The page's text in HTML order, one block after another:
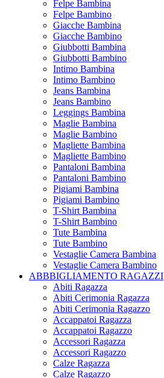
Felpe Bambina
Felpe Bambino
Giacche Bambina
Giacche Bambino
Giubbotti Bambina
Giubbotti Bambino
Intimo Bambina
Intimo Bambino
Jeans Bambina
Jeans Bambino
Leggings Bambina
Maglie Bambina
Maglie Bambino
Magliette Bambina
Magliette Bambino
Pantaloni Bambina
Pantaloni Bambino
Pigiami Bambina
Pigiami Bambino
T-Shirt Bambina
T-Shirt Bambino
Tute Bambina
Tute Bambino
Vestaglie Camera Bambina
Vestaglie Camera Bambino
ABBBIGLIAMENTO RAGAZZI
Abiti Ragazza
Abiti Cerimonia Ragazza
Abiti Cerimonia Ragazzo
Accappatoi Ragazza
Accappatoi Ragazzo
Accessori Ragazza
Accessori Ragazzo
Calze Ragazza
Calze Ragazzo